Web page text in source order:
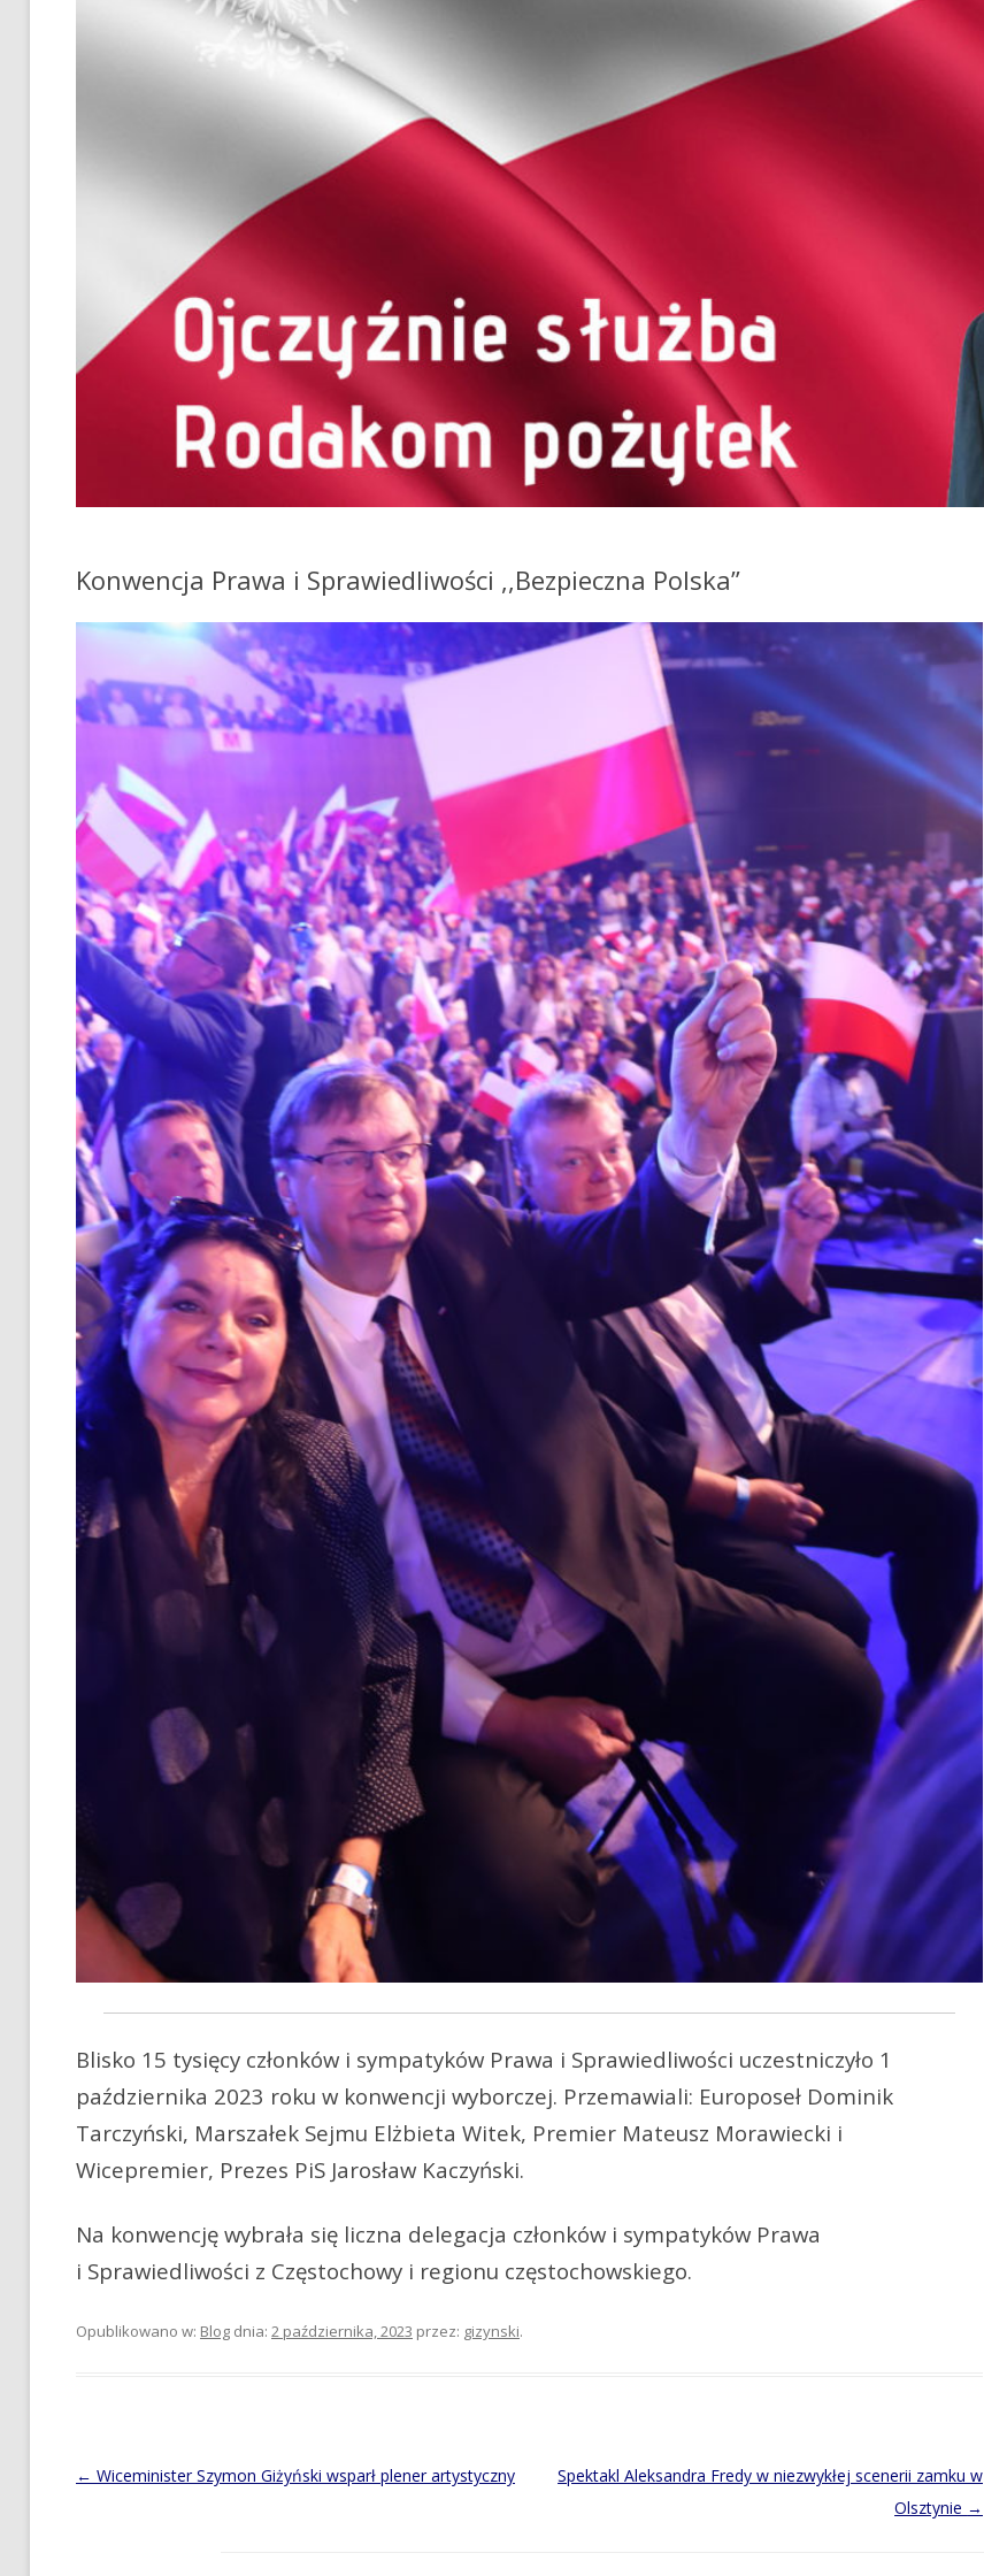
Konwencja Prawa i Sprawiedliwości ,,Bezpieczna Polska”
Blisko 15 tysięcy członków i sympatyków Prawa i Sprawiedliwości uczestniczyło 1
października 2023 roku w konwencji wyborczej. Przemawiali: Europoseł Dominik
Tarczyński, Marszałek Sejmu Elżbieta Witek, Premier Mateusz Morawiecki i
Wicepremier, Prezes PiS Jarosław Kaczyński.
Na konwencję wybrała się liczna delegacja członków i sympatyków Prawa
i Sprawiedliwości z Częstochowy i regionu częstochowskiego.
Opublikowano w: Blog dnia: 2 października, 2023 przez: gizynski.
Post
← Wiceminister Szymon Giżyński wsparł plener artystyczny
Spektakl Aleksandra Fredy w niezwykłej scenerii zamku w
Olsztynie →